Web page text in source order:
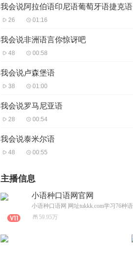
我会说阿拉伯语印尼语葡萄牙语捷克语
26 01:16
我会说非洲语言你惊讶吧
48 00:58
我会说卢森堡语
38 01:00
我会说罗马尼亚语
28 00:54
我会说泰米尔语
48 00:55
主播信息
小语种口语网官网
59.95万